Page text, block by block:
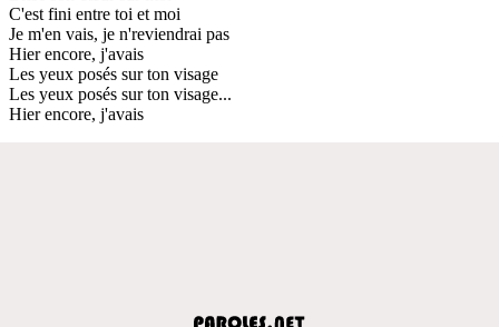
C'est fini entre toi et moi
Je m'en vais, je n'reviendrai pas
Hier encore, j'avais
Les yeux posés sur ton visage
Les yeux posés sur ton visage...
Hier encore, j'avais